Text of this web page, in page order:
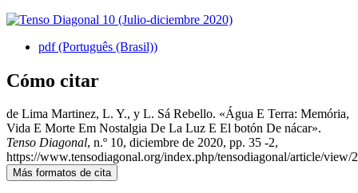
pdf (Português (Brasil))
Cómo citar
de Lima Martinez, L. Y., y L. Sá Rebello. «Água E Terra: Memória,
Vida E Morte Em Nostalgia De La Luz E El botón De nácar».
Tenso Diagonal, n.º 10, diciembre de 2020, pp. 35 -2,
https://www.tensodiagonal.org/index.php/tensodiagonal/article/view/
Más formatos de cita